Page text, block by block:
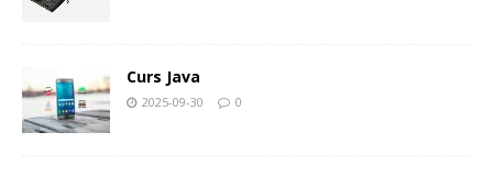
Curs Java
2025-09-30 0